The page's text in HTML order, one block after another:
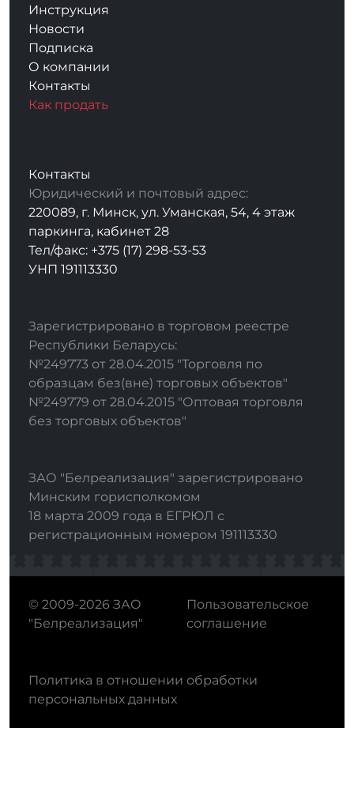
Инструкция
Новости
Подписка
О компании
Контакты
Как продать
Контакты
Юридический и почтовый адрес:
220089, г. Минск, ул. Уманская, 54, 4 этаж
паркинга, кабинет 28
Тел/факс: +375 (17) 298-53-53
УНП 191113330
Зарегистрировано в торговом реестре
Республики Беларусь:
№249773 от 28.04.2015 "Торговля по
образцам без(вне) торговых объектов"
№249779 от 28.04.2015 "Оптовая торговля
без торговых объектов"
ЗАО "Белреализация" зарегистрировано
Минским горисполкомом
18 марта 2009 года в ЕГРЮЛ с
регистрационным номером 191113330
© 2009-2026 ЗАО
"Белреализация"
Пользовательское
соглашение
Политика в отношении обработки
персональных данных